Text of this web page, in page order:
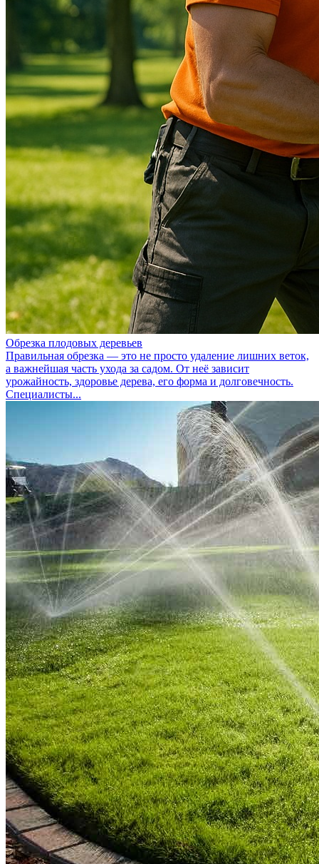
Обрезка плодовых деревьев
Правильная обрезка — это не просто удаление лишних веток,
а важнейшая часть ухода за садом. От неё зависит
урожайность, здоровье дерева, его форма и долговечность.
Специалисты...